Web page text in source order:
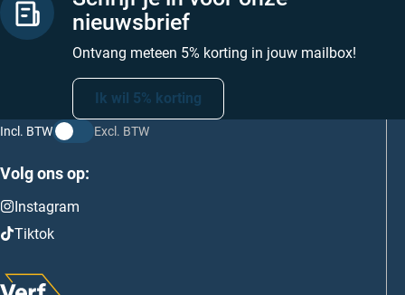
nieuwsbrief
Ontvang meteen 5% korting in jouw mailbox!
Ik wil 5% korting
Incl. BTW Excl. BTW
Volg ons op:
Instagram
Tiktok